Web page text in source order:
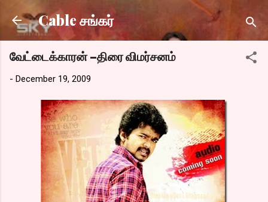
Skip to main content
Cable சங்கர்
வேட்டைக்காரன் –திரை விமர்சனம்
- December 19, 2009